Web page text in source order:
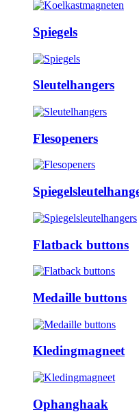
Spiegels
Sleutelhangers
Flesopeners
Flatback buttons
Medaille buttons
Kledingmagneet
Ophanghaak